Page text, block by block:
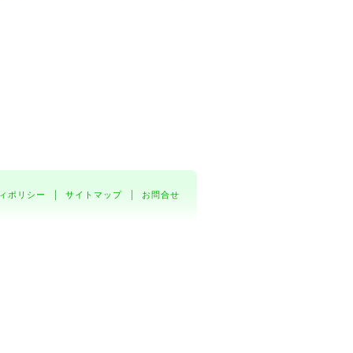
ポリシー サイトマップ お問合せ